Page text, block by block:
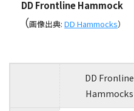
DD Frontline Hammock
（画像出典:DD Hammocks）
DD Fronline
Hammocks